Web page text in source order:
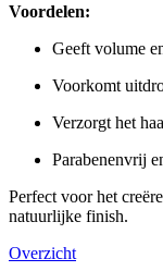
Voordelen:
Geeft volume
Voorkomt
Verzorgt het
Parabenenvrij
Perfect voor het
natuurlijke finish.
Overzicht